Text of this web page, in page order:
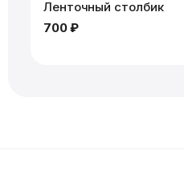
Ленточный столбик
700 ₽